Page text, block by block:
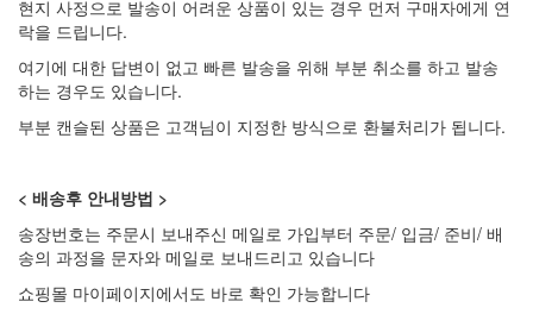
현지 사정으로 발송이 어려운 상품이 있는 경우 먼저 구매자에게 연
락을 드립니다.
여기에 대한 답변이 없고 빠른 발송을 위해 부분 취소를 하고 발송
하는 경우도 있습니다.
부분 캔슬된 상품은 고객님이 지정한 방식으로 환불처리가 됩니다.
< 배송후 안내방법 >
송장번호는 주문시 보내주신 메일로 가입부터 주문/ 입금/ 준비/ 배
송의 과정을 문자와 메일로 보내드리고 있습니다
쇼핑몰 마이페이지에서도 바로 확인 가능합니다